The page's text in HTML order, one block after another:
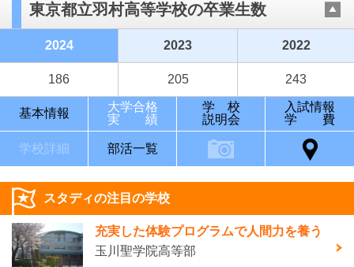
東京都立羽村高等学校の卒業生数
2024 2023 2022
186 205 243
基本情報
大学合格
実 績
学 校
説明会
入試情報
学 費
学校詳細 部活一覧
スタディの注目の学校
充実した体験プログラムで人間力を養う
玉川聖学院高等部